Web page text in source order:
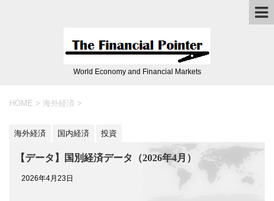
World Economy and Financial Markets
HOME > 海外経済 >
海外経済 国内経済 投資
【データ】国別経済データ（2026年4月）
2026年4月23日